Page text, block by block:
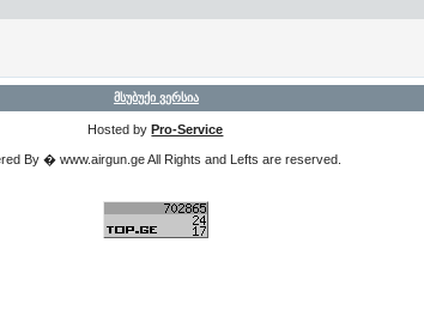
მსუბუქი ვერსია
Hosted byPro-Service
By � www.airgun.ge All Rights and Lefts are reserved.